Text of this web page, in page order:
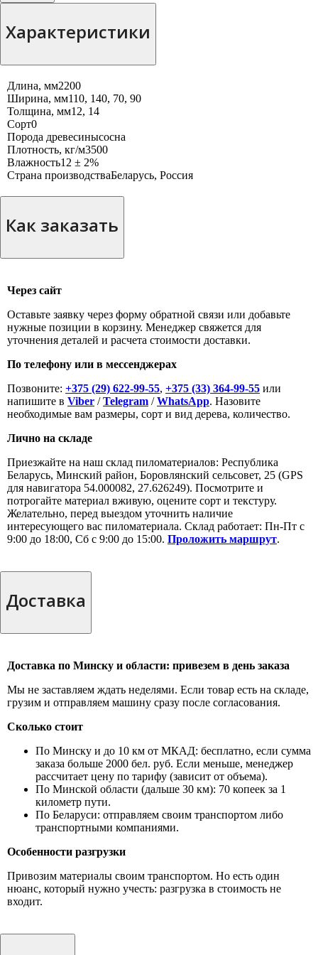
Характеристики
Длина, мм2200
Ширина, мм110, 140, 70, 90
Толщина, мм12, 14
Сорт0
Порода древесинысосна
Плотность, кг/м3500
Влажность12 ± 2%
Страна производстваБеларусь, Россия
Как заказать
Через сайт
Оставьте заявку через форму обратной связи или добавьте
нужные позиции в корзину. Менеджер свяжется для
уточнения деталей и расчета стоимости доставки.
По телефону или в мессенджерах
Позвоните: +375 (29) 622-99-55, +375 (33) 364-99-55 или
напишите в Viber /Telegram /WhatsApp. Назовите
необходимые вам размеры, сорт и вид дерева, количество.
Лично на складе
Приезжайте на наш склад пиломатериалов: Республика
Беларусь, Минский район, Боровлянский сельсовет, 25 (GPS
для навигатора 54.000082, 27.626249). Посмотрите и
потрогайте материал вживую, оцените сорт и текстуру.
Желательно, перед выездом уточнить наличие
интересующего вас пиломатериала. Склад работает: Пн-Пт с
9:00 до 18:00, Сб с 9:00 до 15:00. Проложить маршрут.
Доставка
Доставка по Минску и области: привезем в день заказа
Мы не заставляем ждать неделями. Если товар есть на складе,
грузим и отправляем машину сразу после согласования.
Сколько стоит
По Минску и до 10 км от МКАД: бесплатно, если сумма
заказа больше 2000 бел. руб. Если меньше, менеджер
рассчитает цену по тарифу (зависит от объема).
По Минской области (дальше 30 км): 70 копеек за 1
километр пути.
По Беларуси: отправляем своим транспортом либо
транспортными компаниями.
Особенности разгрузки
Привозим материалы своим транспортом. Но есть один
нюанс, который нужно учесть: разгрузка в стоимость не
входит.